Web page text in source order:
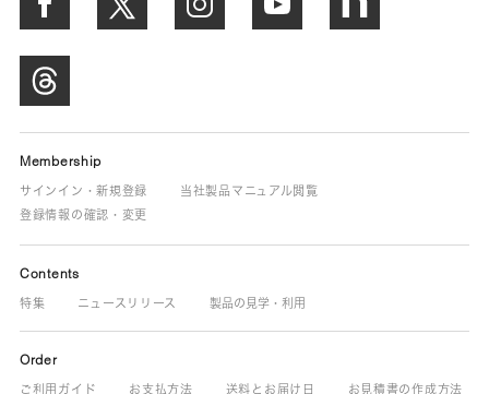
Membership
サインイン・新規登録
当社製品マニュアル閲覧
登録情報の確認・変更
Contents
特集 ニュースリリース 製品の見学・利用
Order
ご利用ガイド お支払方法 送料とお届け日 お見積書の作成方法